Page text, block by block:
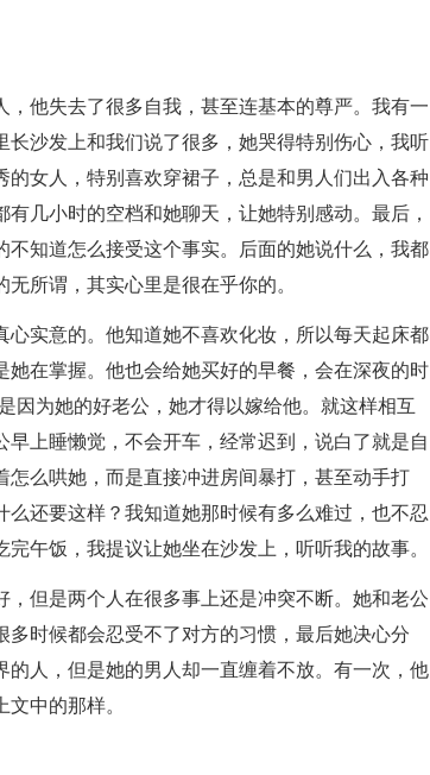
他失去了很多自我，甚至连基本的尊严。我有一
沙发上和我们说了很多，她哭得特别伤心，我听
女人，特别喜欢穿裙子，总是和男人们出入各种
几小时的空档和她聊天，让她特别感动。最后，
知道怎么接受这个事实。后面的她说什么，我都
所谓，其实心里是很在乎你的。
实意的。他知道她不喜欢化妆，所以每天起床都
在掌握。他也会给她买好的早餐，会在深夜的时
因为她的好老公，她才得以嫁给他。就这样相互
上睡懒觉，不会开车，经常迟到，说白了就是自
么哄她，而是直接冲进房间暴打，甚至动手打
还要这样？我知道她那时候有多么难过，也不忍
午饭，我提议让她坐在沙发上，听听我的故事。
但是两个人在很多事上还是冲突不断。她和老公
时候都会忍受不了对方的习惯，最后她决心分
人，但是她的男人却一直缠着不放。有一次，他
中的那样。